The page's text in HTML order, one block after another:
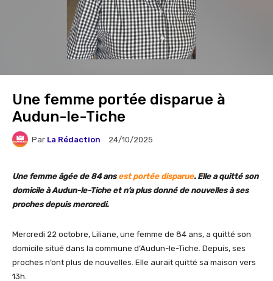
Une femme portée disparue à
Audun-le-Tiche
Par La Rédaction 24/10/2025
Une femme âgée de 84 ans est portée disparue. Elle a quitté son
domicile à Audun-le-Tiche et n’a plus donné de nouvelles à ses
proches depuis mercredi.
Mercredi 22 octobre, Liliane, une femme de 84 ans, a quitté son
domicile situé dans la commune d’Audun-le-Tiche. Depuis, ses
proches n’ont plus de nouvelles. Elle aurait quitté sa maison vers
13h.